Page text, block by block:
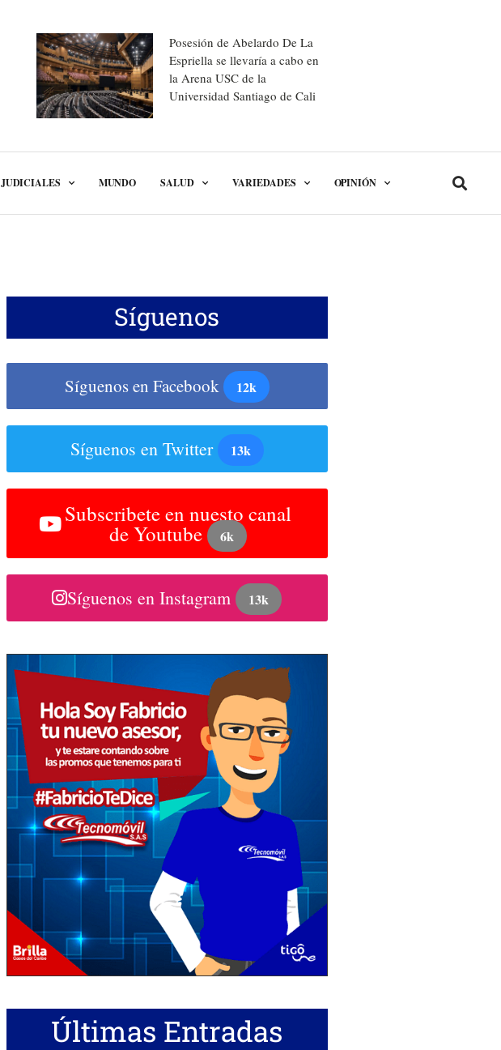
Posesión de Abelardo De La
Espriella se llevaría a cabo en
la Arena USC de la
Universidad Santiago de Cali
JUDICIALES MUNDO SALUD VARIEDADES OPINIÓN
Síguenos
Síguenos en Facebook 12k
Síguenos en Twitter 13k
Subscribete en nuesto canal
de Youtube 6k
Síguenos en Instagram 13k
Últimas Entradas